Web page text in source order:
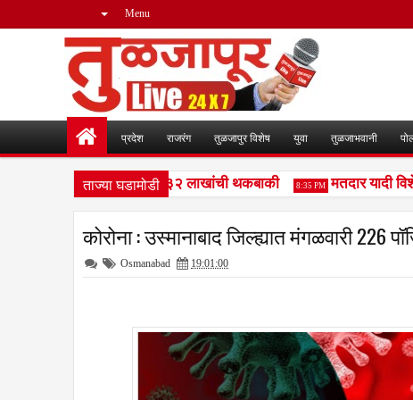
Menu
प्रदेश राजरंग तुळजापुर विशेष युवा तुळजाभवानी
ताज्या घडामोडी
संस्थांकडे तब्बल ३२ लाखांची थकबाकी 8:35 PM मतदार यादी विशेष
कोरोना : उस्मानाबाद जिल्ह्यात मंगळवारी 226
Osmanabad 19:01:00